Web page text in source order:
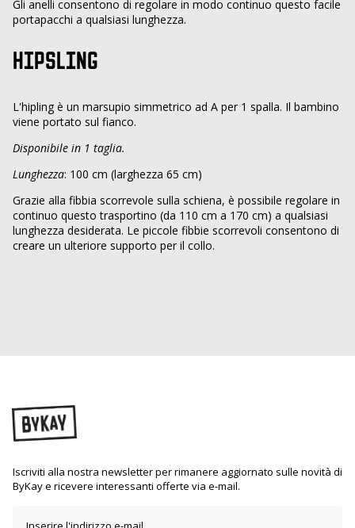
Gli anelli consentono di regolare in modo continuo questo facile
portapacchi a qualsiasi lunghezza.
HIPSLING
L'hipling è un marsupio simmetrico ad A per 1 spalla. Il bambino
viene portato sul fianco.
Disponibile in 1 taglia.
Lunghezza: 100 cm (larghezza 65 cm)
Grazie alla fibbia scorrevole sulla schiena, è possibile regolare in
continuo questo trasportino (da 110 cm a 170 cm) a qualsiasi
lunghezza desiderata. Le piccole fibbie scorrevoli consentono di
creare un ulteriore supporto per il collo.
Iscriviti alla nostra newsletter per rimanere aggiornato sulle novità di
ByKay e ricevere interessanti offerte via e-mail.